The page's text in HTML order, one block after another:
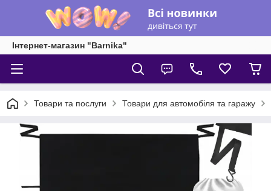
Інтернет-магазин "Barnika"
Товари та послуги Товари для автомобіля та гаражу